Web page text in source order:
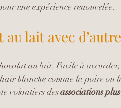
une expérience renouvelée.
lait avec
au lait. Facile à
blanche comme la poire
volontiers des associations